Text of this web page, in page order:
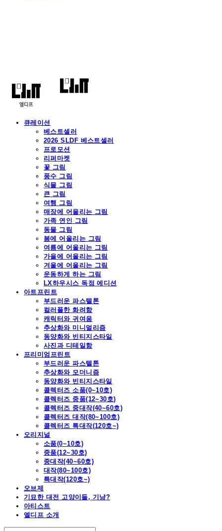
큐레이션
베스트셀러
2026 SLDF 베스트셀러
프로모션
리퍼마켓
꽃 그림
풍수 그림
식물 그림
큰 그림
여행 그림
매장에 어울리는 그림
가족 연인 그림
동물 그림
봄에 어울리는 그림
여름에 어울리는 그림
가을에 어울리는 그림
겨울에 어울리는 그림
운동하게 하는 그림
LX하우시스 독점 에디션
아트프린트
부드러운 파스텔톤
컬러풀한 화려함
캐릭터와 귀여움
추상화와 미니멀리즘
동양화와 빈티지스타일
사진과 디테일함
프리미엄프린트
부드러운 파스텔톤
추상화와 모더니즘
동양화와 빈티지스타일
콜렉터즈 소품(0~10호)
콜렉터즈 중품(12~30호)
콜렉터즈 중대작(40~60호)
콜렉터즈 대작(80~100호)
콜렉터즈 특대작(120호~)
오리지널
소품(0~10호)
중품(12~30호)
중대작(40~60호)
대작(80~100호)
특대작(120호~)
오브제
기묘한 대전 고양이들, 기냥?
아티스트
엘디프 소개